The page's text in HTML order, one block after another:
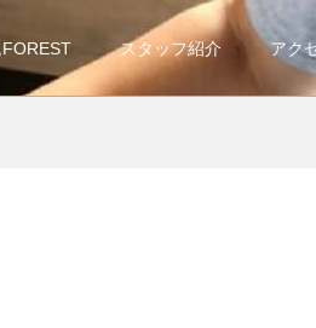
スタッフ紹介 アク